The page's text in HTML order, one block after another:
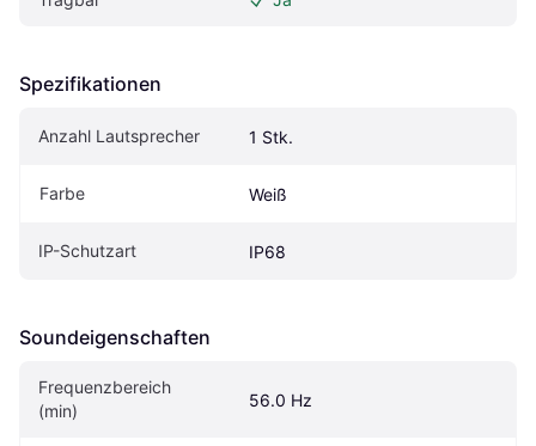
Spezifikationen
Anzahl Lautsprecher 1 Stk.
Farbe Weiß
IP-Schutzart IP68
Soundeigen­schaften
Frequenzbereich
(min)
56.0 Hz